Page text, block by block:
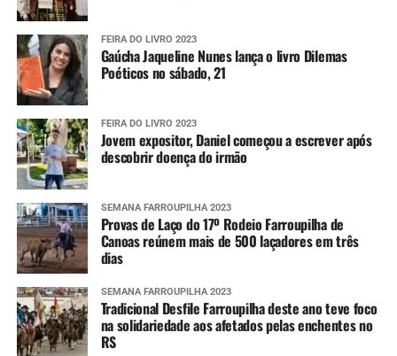
FEIRA DO LIVRO 2023
Gaúcha Jaqueline Nunes lança o livro Dilemas
Poéticos no sábado, 21
FEIRA DO LIVRO 2023
Jovem expositor, Daniel começou a escrever após
descobrir doença do irmão
SEMANA FARROUPILHA 2023
Provas de Laço do 17º Rodeio Farroupilha de
Canoas reúnem mais de 500 laçadores em três
dias
SEMANA FARROUPILHA 2023
Tradicional Desfile Farroupilha deste ano teve foco
na solidariedade aos afetados pelas enchentes no
RS